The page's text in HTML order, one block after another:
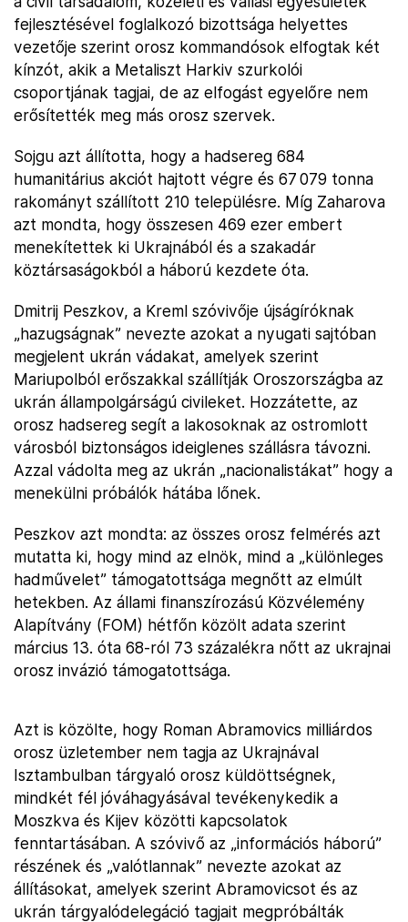
fejlesztésével foglalkozó bizottsága helyettes
vezetője szerint orosz kommandósok elfogtak két
kínzót, akik a Metaliszt Harkiv szurkolói
csoportjának tagjai, de az elfogást egyelőre nem
erősítették meg más orosz szervek.
Sojgu azt állította, hogy a hadsereg 684
humanitárius akciót hajtott végre és 67 079 tonna
rakományt szállított 210 településre. Míg Zaharova
azt mondta, hogy összesen 469 ezer embert
menekítettek ki Ukrajnából és a szakadár
köztársaságokból a háború kezdete óta.
Dmitrij Peszkov, a Kreml szóvivője újságíróknak
„hazugságnak” nevezte azokat a nyugati sajtóban
megjelent ukrán vádakat, amelyek szerint
Mariupolból erőszakkal szállítják Oroszországba az
ukrán állampolgárságú civileket. Hozzátette, az
orosz hadsereg segít a lakosoknak az ostromlott
városból biztonságos ideiglenes szállásra távozni.
Azzal vádolta meg az ukrán „nacionalistákat” hogy a
menekülni próbálók hátába lőnek.
Peszkov azt mondta: az összes orosz felmérés azt
mutatta ki, hogy mind az elnök, mind a „különleges
hadművelet” támogatottsága megnőtt az elmúlt
hetekben. Az állami finanszírozású Közvélemény
Alapítvány (FOM) hétfőn közölt adata szerint
március 13. óta 68-ról 73 százalékra nőtt az ukrajnai
orosz invázió támogatottsága.
Azt is közölte, hogy Roman Abramovics milliárdos
orosz üzletember nem tagja az Ukrajnával
Isztambulban tárgyaló orosz küldöttségnek,
mindkét fél jóváhagyásával tevékenykedik a
Moszkva és Kijev közötti kapcsolatok
fenntartásában. A szóvivő az „információs háború”
részének és „valótlannak” nevezte azokat az
állításokat, amelyek szerint Abramovicsot és az
ukrán tárgyalódelegáció tagjait megpróbálták